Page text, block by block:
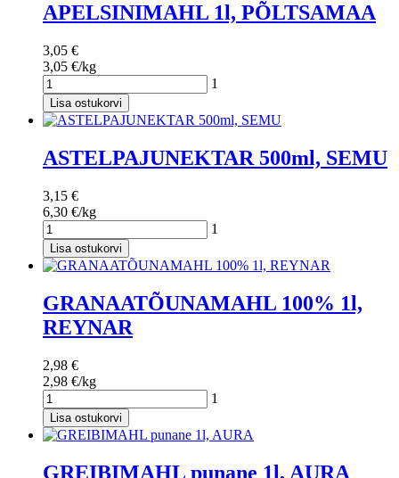
APELSINIMAHL 1l, PÕLTSAMAA
3,05 €
3,05 €/kg
1
Lisa ostukorvi
ASTELPAJUNEKTAR 500ml, SEMU
3,15 €
6,30 €/kg
1
Lisa ostukorvi
GRANAATÕUNAMAHL 100% 1l,
REYNAR
2,98 €
2,98 €/kg
1
Lisa ostukorvi
GREIBIMAHL punane 1l, AURA